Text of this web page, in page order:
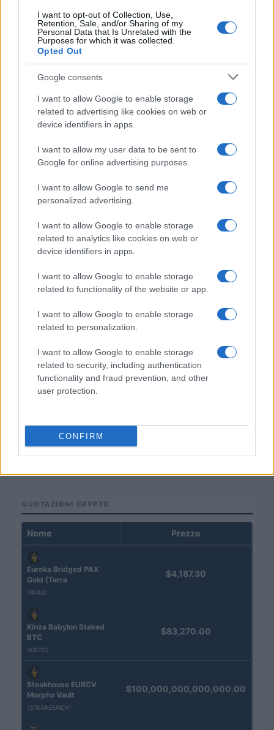
I want to opt-out of Collection, Use,
Retention, Sale, and/or Sharing of my
Personal Data that Is Unrelated with the
Purposes for which it was collected.
Opted Out
Google consents
I want to allow Google to enable storage
related to advertising like cookies on web or
device identifiers in apps.
I want to allow my user data to be sent to
Google for online advertising purposes.
I want to allow Google to send me
personalized advertising.
I want to allow Google to enable storage
related to analytics like cookies on web or
device identifiers in apps.
I want to allow Google to enable storage
related to functionality of the website or app.
I want to allow Google to enable storage
related to personalization.
I want to allow Google to enable storage
related to security, including authentication
functionality and fraud prevention, and other
user protection.
CONFIRM
FINANZA
Villa Joy sequestrata: le violazioni urbanistiche e
Francesca Galli · 6 Ago 2026
Novità fiscali 2026: Irpef, concordato preventivo e fringe
Edoardo Vitali · 5 Ago 2026
QUOTAZIONI CRYPTO
Nome Prezzo
Eureka Bridged PAX
Gold (Terra
(PAXG)
$4,187.30
Kinza Babylon Staked
BTC
(KBTC)
$83,270.00
Steakhouse EURCV
Morpho Vault
(STEAKEURCV)
$100,000,000,000,000.00